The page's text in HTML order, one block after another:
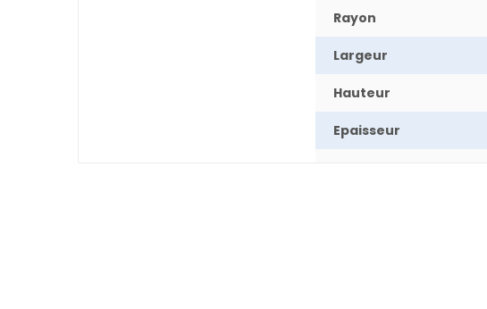
Rayon
Largeur
Hauteur
Epaisseur